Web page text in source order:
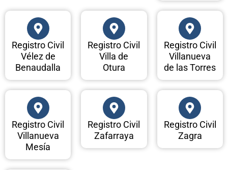
Registro Civil
Vélez de
Benaudalla
Registro Civil
Villa de
Otura
Registro Civil
Villanueva
de las Torres
Registro Civil
Villanueva
Mesía
Registro Civil
Zafarraya
Registro Civil
Zagra